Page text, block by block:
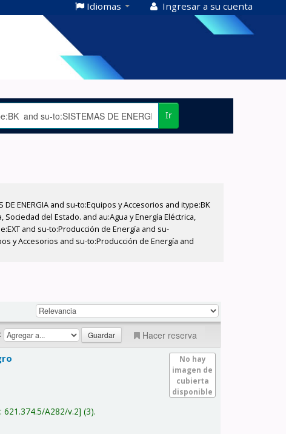
Idiomas Ingresar a su cuenta
Ir
ENERGIA and su-to:Equipos y Accesorios and itype:BK
del Estado. and au:Agua y Energía Eléctrica,
and su-to:Producción de Energía and su-
y Accesorios and su-to:Producción de Energía and
Hacer reserva
No hay
imagen de
cubierta
disponible
621.374.5/A282/v.2 (3).